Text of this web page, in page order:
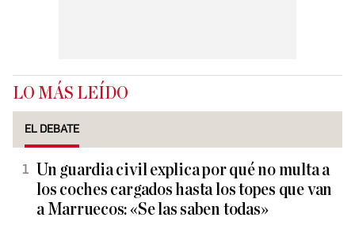
LO MÁS LEÍDO
EL DEBATE
Un guardia civil explica por qué no multa a
los coches cargados hasta los topes que van
a Marruecos: «Se las saben todas»